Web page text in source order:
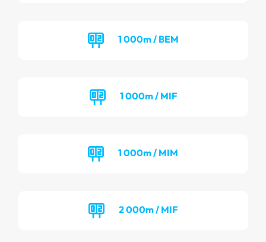
1 000m / BEM
1 000m / MIF
1 000m / MIM
2 000m / MIF